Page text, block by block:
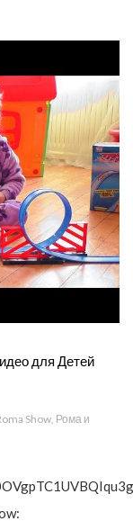
для Детей
Show Рома и